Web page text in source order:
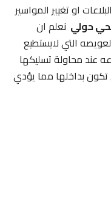
او تغيير المواسير
حولينعلم ان
التي لايستطيع
محاولة تسليكها
بداخلها مما يؤدي